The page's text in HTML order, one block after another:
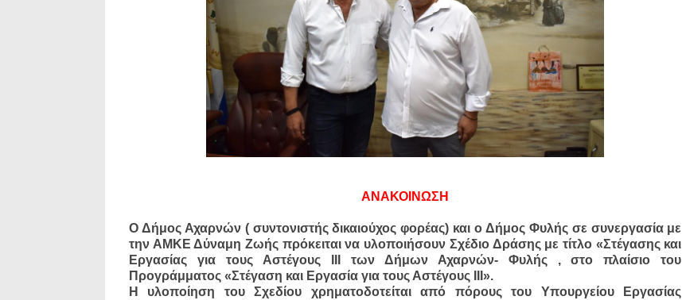
ΑΝΑΚΟΙΝΩΣΗ
Ο Δήμος Αχαρνών ( συντονιστής δικαιούχος φορέας) και ο Δήμος Φυλής σε συνεργασία με
την ΑΜΚΕ Δύναμη Ζωής πρόκειται να υλοποιήσουν Σχέδιο Δράσης με τίτλο «Στέγασης και
Εργασίας για τους Αστέγους ΙΙΙ των Δήμων Αχαρνών- Φυλής , στο πλαίσιο του
Προγράμματος «Στέγαση και Εργασία για τους Αστέγους ΙΙΙ».
Η υλοποίηση του Σχεδίου χρηματοδοτείται από πόρους του Υπουργείου Εργασίας